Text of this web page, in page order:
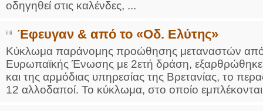
οδηγηθεί στις καλένδες, ...
Έφευγαν & από το «Οδ. Ελύτης»
Κύκλωμα παράνομης προώθησης μεταναστών από
Ευρωπαϊκής Ένωσης με 2ετή δράση,
και της αρμόδιας υπηρεσίας της Βρετανίας, το
12 αλλοδαποί. Το κύκλωμα, στο οποίο